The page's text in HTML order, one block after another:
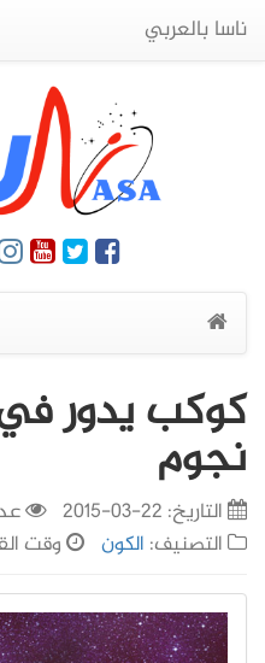
ناسا بالعربي
كوكب يدور
نجوم
التاريخ: 22-03-2015
التصنيف: الكون وقت القراءة: 4